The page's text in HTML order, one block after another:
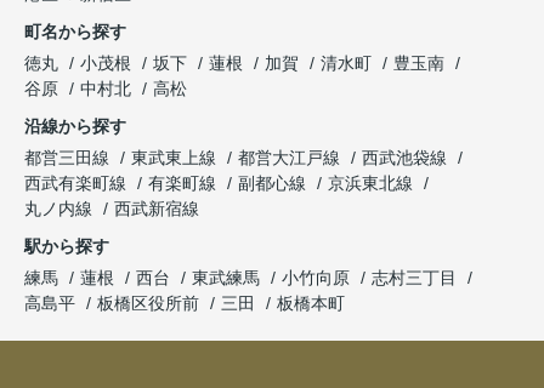
町名から探す
徳丸
小茂根 坂下 蓮根 加賀 清水町
豊玉南
谷原
中村北
高松
沿線から探す
都営三田線
東武東上線 都営大江戸線
西武池袋線
西武有楽町線
有楽町線 副都心線
京浜東北線
丸ノ内線
西武新宿線
駅から探す
練馬
蓮根 西台 東武練馬 小竹向原
志村三丁目
高島平
板橋区役所前 三田 板橋本町